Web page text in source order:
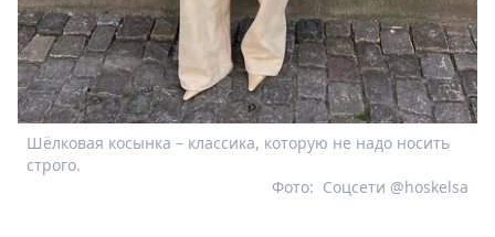
Шёлковая косынка – классика, которую не надо носить
строго.
Соцсети @hoskelsa
Фото: